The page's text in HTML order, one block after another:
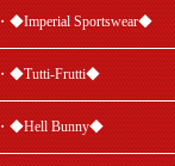
・◆Imperial Sportswear◆
・◆Tutti-Frutti◆
・◆Hell Bunny◆